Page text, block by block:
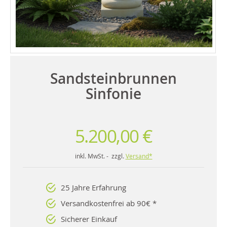
Sandsteinbrunnen
Sinfonie
5.200,00 €
inkl. MwSt. - zzgl. Versand*
25 Jahre Erfahrung
Versandkostenfrei ab 90€ *
Sicherer Einkauf